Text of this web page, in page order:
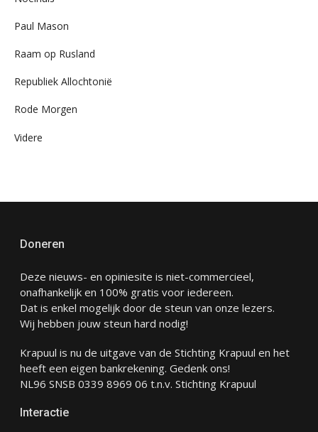
Paul Mason
Raam op Rusland
Republiek Allochtonië
Rode Morgen
Videre
Doneren
Deze nieuws- en opiniesite is niet-commercieel,
onafhankelijk en 100% gratis voor iedereen.
Dat is enkel mogelijk door de steun van onze lezers.
Wij hebben jouw steun hard nodig!
Krapuul is nu de uitgave van de Stichting Krapuul en het
heeft een eigen bankrekening. Gedenk ons!
NL96 SNSB 0339 8969 06 t.n.v. Stichting Krapuul
Interactie